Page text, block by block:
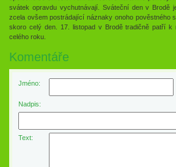
svátek opravdu vychutnávají. Sváteční den v Brodě
zcela ovšem postrádající náznaky onoho pověstného
skoro celý den. 17. listopad v Brodě tradičně patří k
celého roku.
Komentáře
Jméno:
Nadpis:
Text: